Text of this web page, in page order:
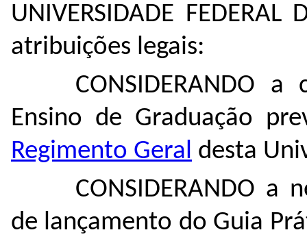
UNIVERSIDADE FEDERAL
atribuições legais:
CONSIDERANDO
Ensino de Graduação
Regimento Geral desta
CONSIDERANDO a
de lançamento do Guia